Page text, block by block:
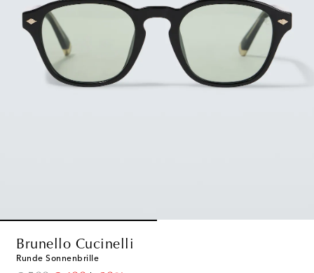
Brunello Cucinelli
Runde Sonnenbrille